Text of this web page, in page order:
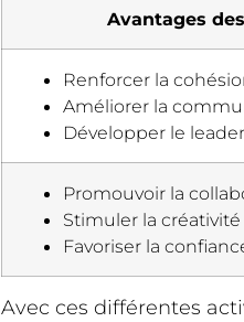
Avantages
Renforcer la
Améliorer la
Développer le
Promouvoir la
Stimuler la créativité
Favoriser la
Avec ces différentes